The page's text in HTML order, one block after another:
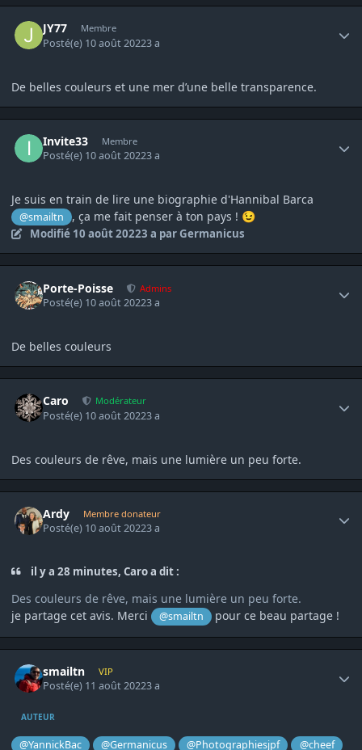
JY77 Membre
Posté(e) 10 août 20223 a
De belles couleurs et une mer d’une belle transparence.
Invite33 Membre
Posté(e) 10 août 20223 a
Je suis en train de lire une biographie d'Hannibal Barca
@smailtn , ça me fait penser à ton pays ! 😉
Modifié 10 août 20223 a par Germanicus
Porte-Poisse Admins
Posté(e) 10 août 20223 a
De belles couleurs
Caro Modérateur
Posté(e) 10 août 20223 a
Des couleurs de rêve, mais une lumière un peu forte.
Ardy Membre donateur
Posté(e) 10 août 20223 a
il y a 28 minutes, Caro a dit :
Des couleurs de rêve, mais une lumière un peu forte.
je partage cet avis. Merci
@smailtn pour ce beau partage !
smailtn VIP
Posté(e) 11 août 20223 a
AUTEUR
@YannickBac @Germanicus @Photographiesjpf @cheef